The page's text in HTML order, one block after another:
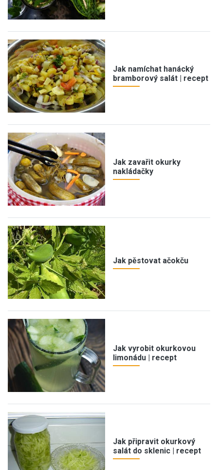
Jak namíchat hanácký
bramborový salát | recept
Jak zavařit okurky
nakládačky
Jak pěstovat ačokču
Jak vyrobit okurkovou
limonádu | recept
Jak připravit okurkový
salát do sklenic | recept